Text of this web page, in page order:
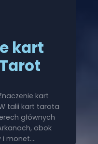
kart
kart
talii kart tarota
głównych
obok
i monet.…